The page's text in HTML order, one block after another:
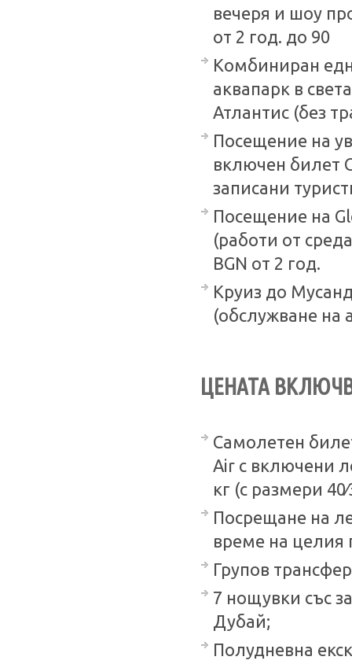
вечеря и шоу
от 2 год. до 90
Комбиниран
аквапарк в
Атлантис (без
Посещение на
включен билет
записани
Посещение на
(работи от
BGN от 2 год.
Круиз до
(обслужване на
ЦЕНАТА
Самолетен
Air с включени
кг (с размери
Посрещане на
време на целия
Групов
7 нощувки със
Дубай;
Полудневна